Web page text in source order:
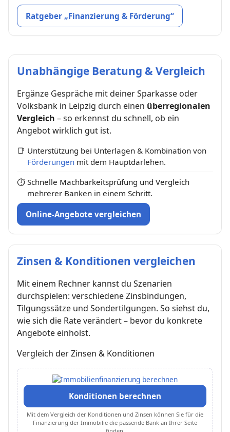
Ratgeber „Finanzierung & Förderung“
Unabhängige Beratung & Vergleich
Ergänze Gespräche mit deiner Sparkasse oder
Volksbank in Leipzig durch einen überregionalen
Vergleich – so erkennst du schnell, ob ein
Angebot wirklich gut ist.
📑 Unterstützung bei Unterlagen & Kombination von
Förderungen mit dem Hauptdarlehen.
⏱ Schnelle Machbarkeitsprüfung und Vergleich
mehrerer Banken in einem Schritt.
Online-Angebote vergleichen
Zinsen & Konditionen vergleichen
Mit einem Rechner kannst du Szenarien
durchspielen: verschiedene Zinsbindungen,
Tilgungssätze und Sondertilgungen. So siehst du,
wie sich die Rate verändert – bevor du konkrete
Angebote einholst.
Vergleich der Zinsen & Konditionen
Konditionen berechnen
Mit dem Vergleich der Konditionen und Zinsen können Sie für die
Finanzierung der Immobilie die passende Bank an Ihrer Seite